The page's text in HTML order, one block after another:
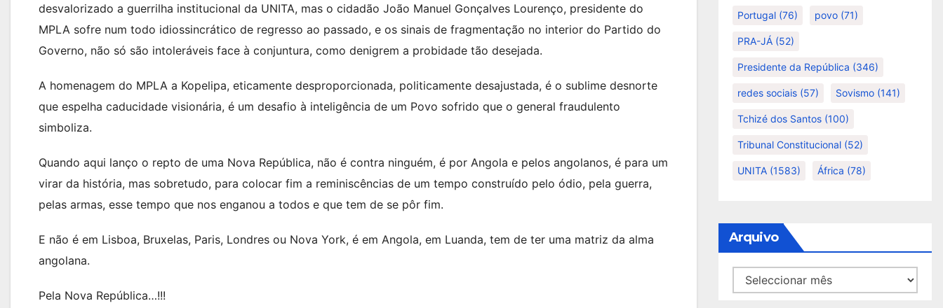
desvalorizado a guerrilha institucional da UNITA, mas o cidadão João Manuel Gonçalves Lourenço, presidente do
MPLA sofre num todo idiossincrático de regresso ao passado, e os sinais de fragmentação no interior do Partido do
Governo, não só são intoleráveis face à conjuntura, como denigrem a probidade tão desejada.
A homenagem do MPLA a Kopelipa, eticamente desproporcionada, politicamente desajustada, é o sublime desnorte
que espelha caducidade visionária, é um desafio à inteligência de um Povo sofrido que o general fraudulento
simboliza.
Quando aqui lanço o repto de uma Nova República, não é contra ninguém, é por Angola e pelos angolanos, é para um
virar da história, mas sobretudo, para colocar fim a reminiscências de um tempo construído pelo ódio, pela guerra,
pelas armas, esse tempo que nos enganou a todos e que tem de se pôr fim.
E não é em Lisboa, Bruxelas, Paris, Londres ou Nova York, é em Angola, em Luanda, tem de ter uma matriz da alma
angolana.
Pela Nova República…!!!
Portugal (76) povo (71)
PRA-JÁ (52)
Presidente da República (346)
redes sociais (57) Sovismo (141)
Tchizé dos Santos (100)
Tribunal Constitucional (52)
UNITA (1583) África (78)
Arquivo
Arquivo